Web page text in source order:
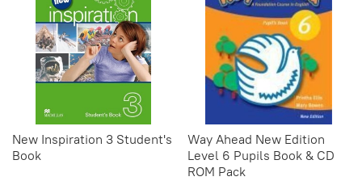
New Inspiration 3 Student's
Book
Way Ahead New Edition
Level 6 Pupils Book & CD
ROM Pack